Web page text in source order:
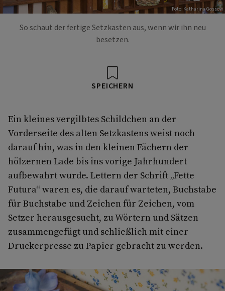
Foto: Katharina Gossow
So schaut der fertige Setzkasten aus, wenn wir ihn neu
besetzen.
SPEICHERN
Ein kleines vergilbtes Schildchen an der
Vorderseite des alten Setzkastens weist noch
darauf hin, was in den kleinen Fächern der
hölzernen Lade bis ins vorige Jahrhundert
aufbewahrt wurde. Lettern der Schrift „Fette
Futura“ waren es, die darauf warteten, Buchstabe
für Buchstabe und Zeichen für Zeichen, vom
Setzer herausgesucht, zu Wörtern und Sätzen
zusammengefügt und schließlich mit einer
Druckerpresse zu Papier gebracht zu werden.